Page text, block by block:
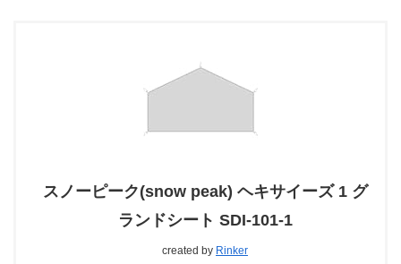
スノーピーク(snow peak) ヘキサイーズ 1 グ
ランドシート SDI-101-1
created by Rinker